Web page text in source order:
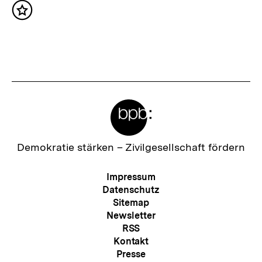
h
h
Inhalt
Zur
Demokratie stärken – Zivilgesellschaft fördern
Meta-
Navigation
Impressum
Datenschutz
Sitemap
Newsletter
RSS
Kontakt
Presse